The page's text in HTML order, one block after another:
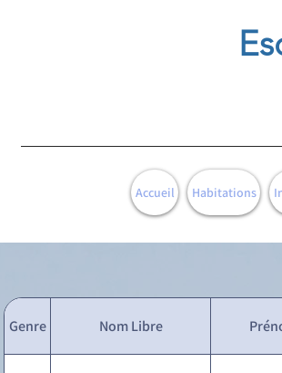
Accueil Habitations
Genre Nom Libre